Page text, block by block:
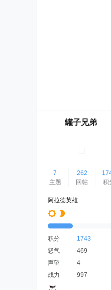
罐子兄弟
7
主题
262
回帖
积
阿拉德英雄
积分
1743
怒气
469
声望
4
战力
997